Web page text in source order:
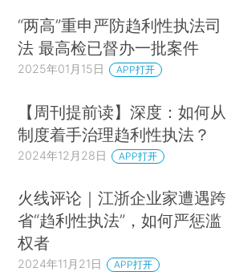
“两高”重申严防趋利性执法司
法 最高检已督办一批案件
2025年01月15日 APP打开
【周刊提前读】深度：如何从
制度着手治理趋利性执法？
2024年12月28日 APP打开
火线评论｜江浙企业家遭遇跨
省“趋利性执法”，如何严惩滥
权者
2024年11月21日 APP打开